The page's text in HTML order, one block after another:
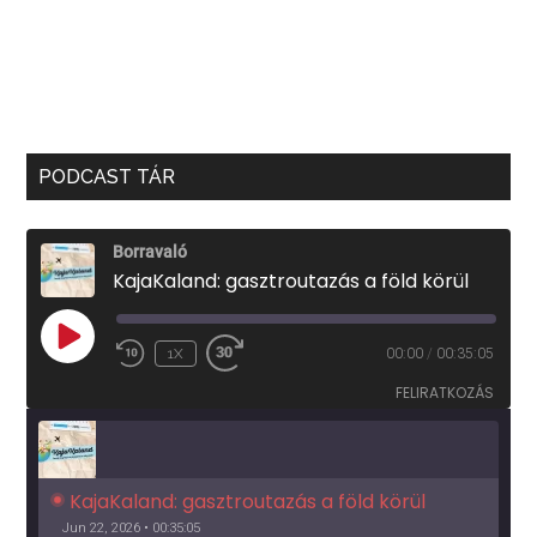
PODCAST TÁR
Borravaló
KajaKaland: gasztroutazás a föld körül
PLAY
EPISODE
1X 00:00 / 00:35:05
FELIRATKOZÁS
KajaKaland: gasztroutazás a föld körül
Jun 22, 2026 • 00:35:05